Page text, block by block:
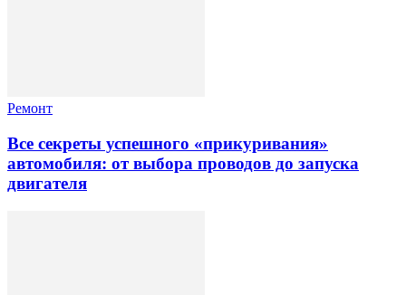
Ремонт
Все секреты успешного «прикуривания»
автомобиля: от выбора проводов до запуска
двигателя